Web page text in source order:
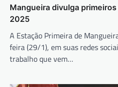
Mangueira divulga
2025
A Estação Primeira de
feira (29/1), em suas redes
trabalho que vem…